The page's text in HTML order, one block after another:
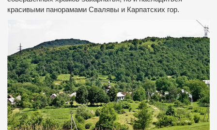
красивыми панорамами Свалявы и Карпатских гор.